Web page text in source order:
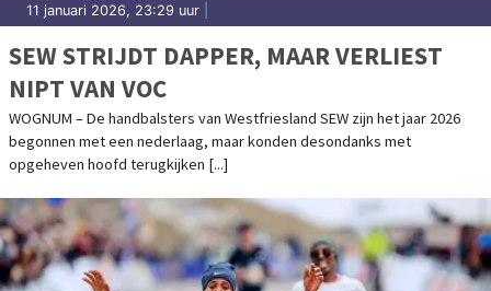
11 januari 2026, 23:29 uur
SEW STRIJDT DAPPER, MAAR VERLIEST
NIPT VAN VOC
WOGNUM – De handbalsters van Westfriesland SEW zijn het jaar 2026
begonnen met een nederlaag, maar konden desondanks met
opgeheven hoofd terugkijken [...]